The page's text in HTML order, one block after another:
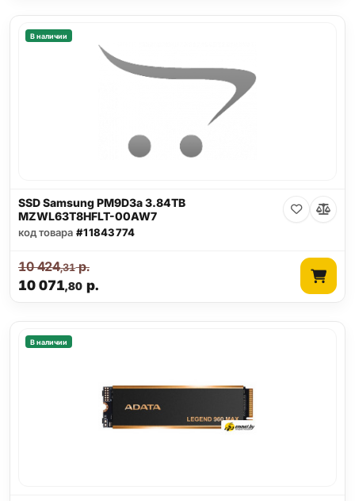
В наличии
SSD Samsung PM9D3a 3.84TB
MZWL63T8HFLT-00AW7
код товара #11843774
10 071,80 р.
10 424,31р.
В наличии